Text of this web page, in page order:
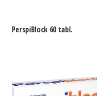
PerspiBlock 60 tabl.